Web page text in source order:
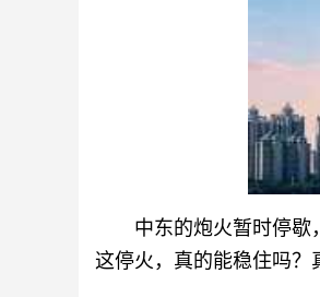
中东的炮火暂时停歇
这停火，真的能稳住吗？